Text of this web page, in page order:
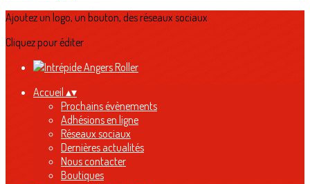
Ajoutez un logo, un bouton, des réseaux sociaux
Cliquez pour éditer
Accueil ▴▾
Prochains évènements
Adhésions en ligne
Réseaux sociaux
Dernières actualités
Nous contacter
Boutiques